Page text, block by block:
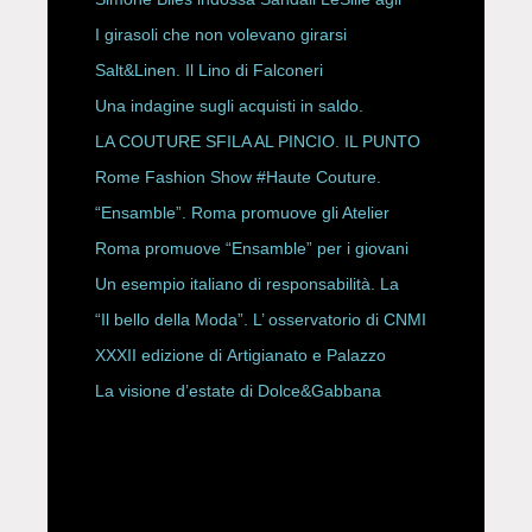
ESPY Awards 2026
I girasoli che non volevano girarsi
Salt&Linen. Il Lino di Falconeri
Una indagine sugli acquisti in saldo.
LA COUTURE SFILA AL PINCIO. IL PUNTO
CON ALESSANDRO ONORATO E
ROBERTA ANGELILLI
Rome Fashion Show #Haute Couture.
“Ensamble”. Roma promuove gli Atelier
Storici
Roma promuove “Ensamble” per i giovani
Un esempio italiano di responsabilità. La
Rete Slow Fiber
“Il bello della Moda”. L’ osservatorio di CNMI
XXXII edizione di Artigianato e Palazzo
La visione d’estate di Dolce&Gabbana